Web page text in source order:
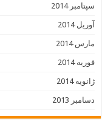
سپتامبر 2014
آوریل 2014
مارس 2014
فوریه 2014
ژانویه 2014
دسامبر 2013